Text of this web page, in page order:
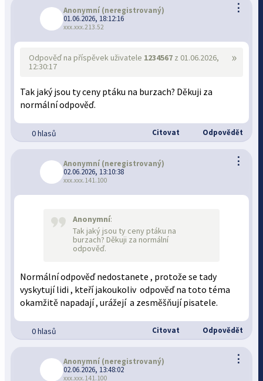
⋮
Anonymní (neregistrovaný)
01.06.2026, 18:12:16
xxx.xxx.213.52
»
Odpověď na příspěvek uživatele 1234567 z 01.06.2026,
12:30:17
Tak jaký jsou ty ceny ptáku na burzach? Děkuji za
normální odpověď.
0 hlasů Citovat Odpovědět
⋮
Anonymní (neregistrovaný)
02.06.2026, 13:10:38
xxx.xxx.141.100
Anonymní:
Tak jaký jsou ty ceny ptáku na
burzach? Děkuji za normální
odpověď.
Normální odpověď nedostanete , protože se tady
vyskytují lidi , kteří jakoukoliv odpověď na toto téma
okamžitě napadají , urážejí a zesměšňují pisatele.
0 hlasů Citovat Odpovědět
⋮
Anonymní (neregistrovaný)
02.06.2026, 13:48:02
xxx.xxx.141.100